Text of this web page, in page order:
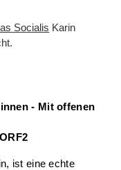
Socialis Karin
- Mit offenen
ist eine echte